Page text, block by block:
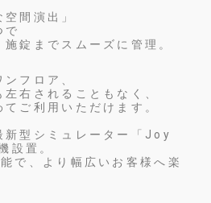
空間演出」
で
錠までスムーズに管理。
フロア、
右されることもなく、
ご利用いただけます。
新型シミュレーター「Joy
置。
で、より幅広いお客様へ楽